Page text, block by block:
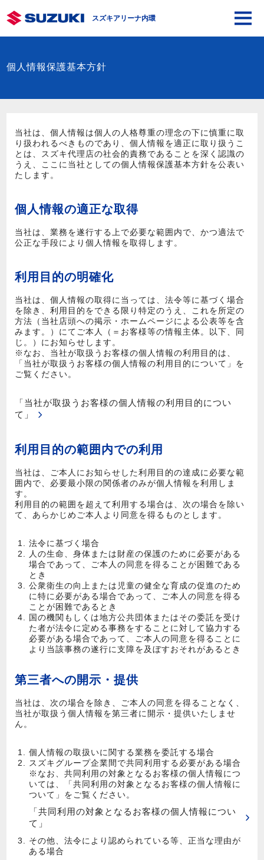
スズキアリーナ内環
個人情報保護基本方針
当社は、個人情報は個人の人格尊重の理念の下に慎重に取
り扱われるべきものであり、個人情報を適正に取り扱うこ
とは、スズキ代理店の社会的責務であることを深く認識の
うえ、ここに当社としての個人情報保護基本方針を公表い
たします。
個人情報の適正な取得
当社は、業務を遂行する上で必要な範囲内で、かつ適法で
公正な手段により個人情報を取得します。
利用目的の明確化
当社は、個人情報の取得に当っては、法令等に基づく場合
を除き、利用目的をできる限り特定のうえ、これを所定の
方法（当社店頭への掲示・ホームページによる公表等を含
みます。）にてご本人（＝お客様等の情報主体。以下、同
じ。）にお知らせします。
※なお、当社が取扱うお客様の個人情報の利用目的は、
「当社が取扱うお客様の個人情報の利用目的について」を
ご覧ください。
「当社が取扱うお客様の個人情報の利用目的につい
て」
利用目的の範囲内での利用
当社は、ご本人にお知らせした利用目的の達成に必要な範
囲内で、必要最小限の関係者のみが個人情報を利用しま
す。
利用目的の範囲を超えて利用する場合は、次の場合を除い
て、あらかじめご本人より同意を得るものとします。
法令に基づく場合
人の生命、身体または財産の保護のために必要がある
場合であって、ご本人の同意を得ることが困難である
とき
公衆衛生の向上または児童の健全な育成の促進のため
に特に必要がある場合であって、ご本人の同意を得る
ことが困難であるとき
国の機関もしくは地方公共団体またはその委託を受け
た者が法令に定める事務をすることに対して協力する
必要がある場合であって、ご本人の同意を得ることに
より当該事務の遂行に支障を及ぼすおそれがあるとき
第三者への開示・提供
当社は、次の場合を除き、ご本人の同意を得ることなく、
当社が取扱う個人情報を第三者に開示・提供いたしませ
ん。
個人情報の取扱いに関する業務を委託する場合
スズキグループ企業間で共同利用する必要がある場合
※なお、共同利用の対象となるお客様の個人情報につ
いては、「共同利用の対象となるお客様の個人情報に
ついて」をご覧ください。
「共同利用の対象となるお客様の個人情報につい
て」
その他、法令により認められている等、正当な理由が
ある場合